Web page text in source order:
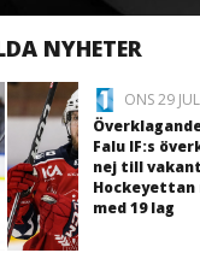
NYHETER
ONS 29
Falu IF:s
nej till
Hockeyettan
med 19 lag